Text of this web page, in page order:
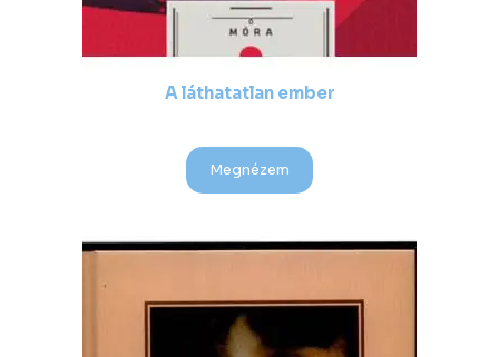
A láthatatlan ember
Megnézem